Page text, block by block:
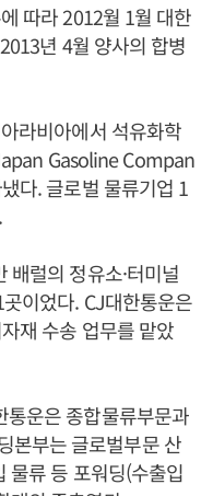
따라 2012월 1월 대한
년 4월 양사의 합병
라비아에서 석유화학
Gasoline Compan
다. 글로벌 물류기업 1
럴의 정유소·터미널
이었다. CJ대한통운은
재 수송 업무를 맡았
통운은 종합물류부문과
본부는 글로벌부문 산
물류 등 포워딩(수출입